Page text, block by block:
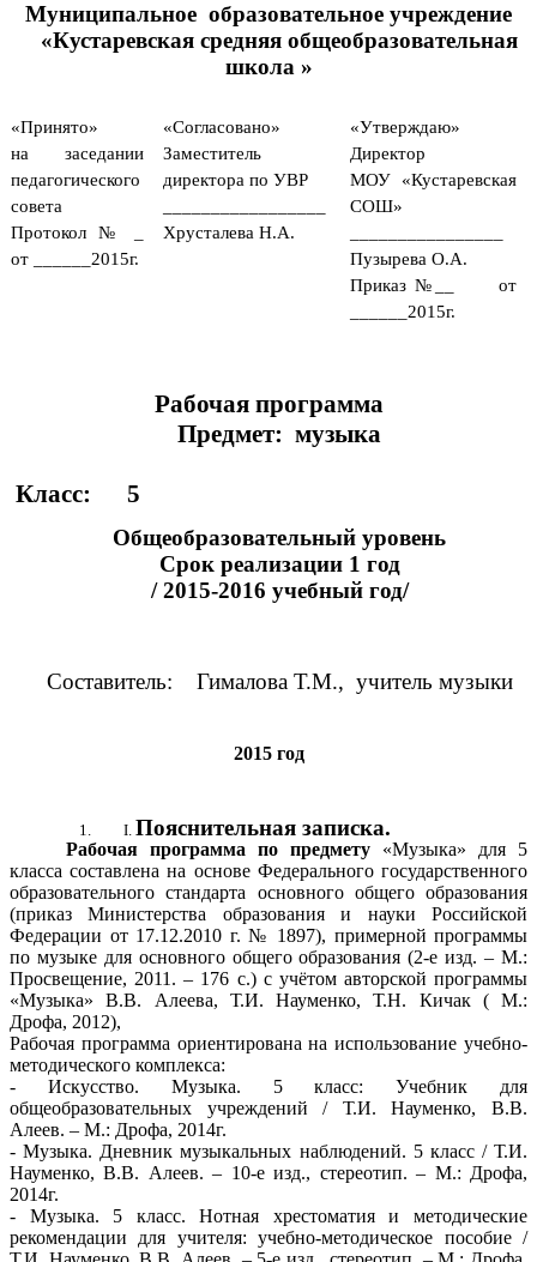
Муниципальное образовательное учреждение
«Кустаревская средняя общеобразовательная
школа »
«Принято»
на заседании
педагогического
совета
Протокол № _
от ______2015г.
«Согласовано»
Заместитель
директора по УВР
Хрусталева Н.А.
«Утверждаю»
Директор
МОУ «Кустаревская
СОШ»
Пузырева О.А.
Приказ №__ от
______2015г.
Рабочая программа
Предмет: музыка
Класс: 5
Общеобразовательный уровень
Срок реализации 1 год
/ 2015-2016 учебный год/
Составитель: Гималова Т.М., учитель музыки
2015 год
Пояснительная записка.
Рабочая программа по предмету «Музыка» для 5
класса составлена на основе Федерального государственного
образовательного стандарта основного общего образования
(приказ Министерства образования и науки Российской
Федерации от 17.12.2010 г. № 1897), примерной программы
по музыке для основного общего образования (2-е изд. – М.:
Просвещение, 2011. – 176 с.) с учётом авторской программы
«Музыка» В.В. Алеева, Т.И. Науменко, Т.Н. Кичак ( М.:
Дрофа, 2012),
Рабочая программа ориентирована на использование учебно-
методического комплекса:
- Искусство. Музыка. 5 класс: Учебник для
общеобразовательных учреждений / Т.И. Науменко, В.В.
Алеев. – М.: Дрофа, 2014г.
- Музыка. Дневник музыкальных наблюдений. 5 класс / Т.И.
Науменко, В.В. Алеев. – 10-е изд., стереотип. – М.: Дрофа,
2014г.
- Музыка. 5 класс. Нотная хрестоматия и методические
рекомендации для учителя: учебно-методическое пособие /